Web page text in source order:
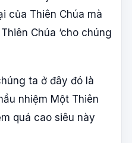
của Thiên Chúa mà
Chúa ‘cho chúng
ta ở đây đó là
nhiệm Một Thiên
quá cao siêu này